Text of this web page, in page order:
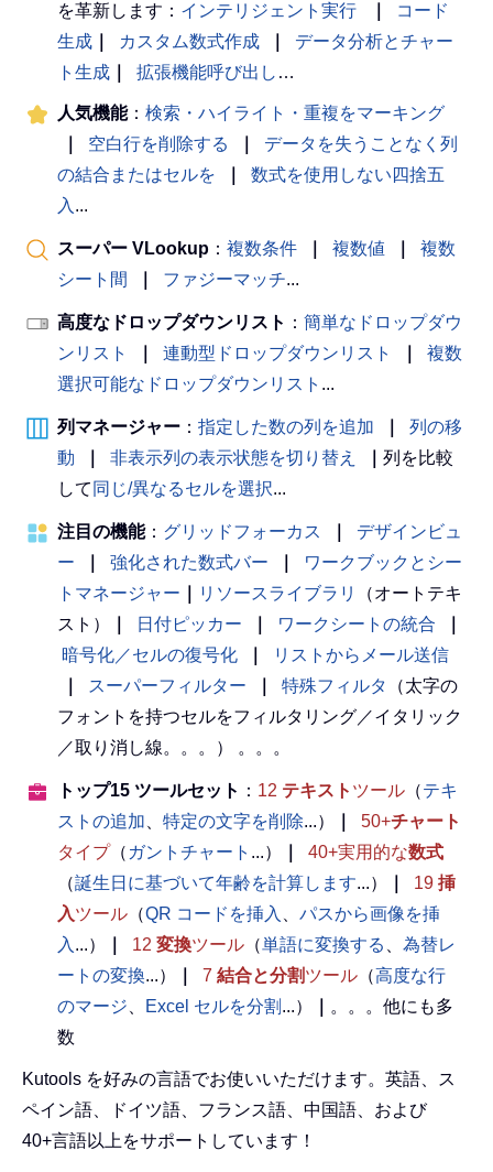
を革新します： インテリジェント実行
コード
生成
カスタム数式作成
データ分析とチャー
ト生成
拡張機能呼び出し …
人気機能： 検索・ハイライト・重複をマーキング
空白行を削除する
データを失うことなく列
の結合またはセルを
数式を使用しない四捨五
入 ...
スーパー VLookup ： 複数条件 複数値
複数
シート間
ファジーマッチ...
高度なドロップダウンリスト ： 簡単なドロップダウ
ンリスト
連動型ドロップダウンリスト
複数
選択可能なドロップダウンリスト ...
列マネージャー ： 指定した数の列を追加
列の移
動
非表示列の表示状態を切り替え
列を比較
して 同じ/異なるセルを選択...
注目の機能： グリッドフォーカス
デザインビュ
ー
強化された数式バー
ワークブックとシー
トマネージャー
リソースライブラリ
（オートテキ
スト）
日付ピッカー ワークシートの統合
暗号化／セルの復号化
リストからメール送信
スーパーフィルター 特殊フィルタ
（太字の
フォントを持つセルをフィルタリング／イタリック
／取り消し線。。。） 。。。
トップ15 ツールセット ： 12 テキスト ツール （テキ
ストの追加
特定の文字を削除...） 50+チャート
タイプ（ ガントチャート ...） 40+実用的な数式
（誕生日に基づいて年齢を計算します...） 19 挿
入ツール （QR コードを挿入
パスから画像を挿
入 ...） 12 変換ツール （単語に変換する
為替レ
ートの変換...） 7 結合と分割ツール （高度な行
のマージ
Excel セルを分割 ...）
。。。他にも多
数
Kutools を好みの言語でお使いいただけます。英語、ス
ペイン語、ドイツ語、フランス語、中国語、および
40+言語以上をサポートしています！